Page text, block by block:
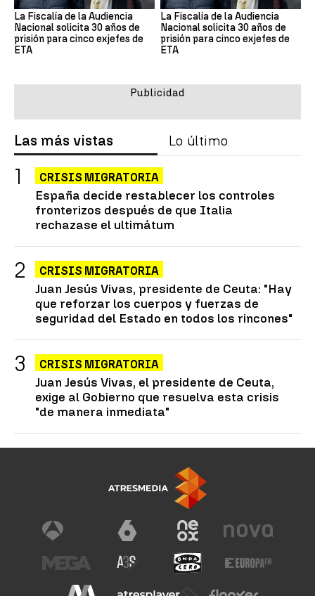
La Fiscalía de la Audiencia
Nacional solicita 30 años de
prisión para cinco exjefes de
ETA
La Fiscalía de la Audiencia
Nacional solicita 30 años de
prisión para cinco exjefes de
ETA
Las más vistas Lo último
CRISIS MIGRATORIA
España decide restablecer los controles
fronterizos después de que Italia
rechazase el ultimátum
CRISIS MIGRATORIA
Juan Jesús Vivas, presidente de Ceuta: "Hay
que reforzar los cuerpos y fuerzas de
seguridad del Estado en todos los rincones"
CRISIS MIGRATORIA
Juan Jesús Vivas, el presidente de Ceuta,
exige al Gobierno que resuelva esta crisis
"de manera inmediata"